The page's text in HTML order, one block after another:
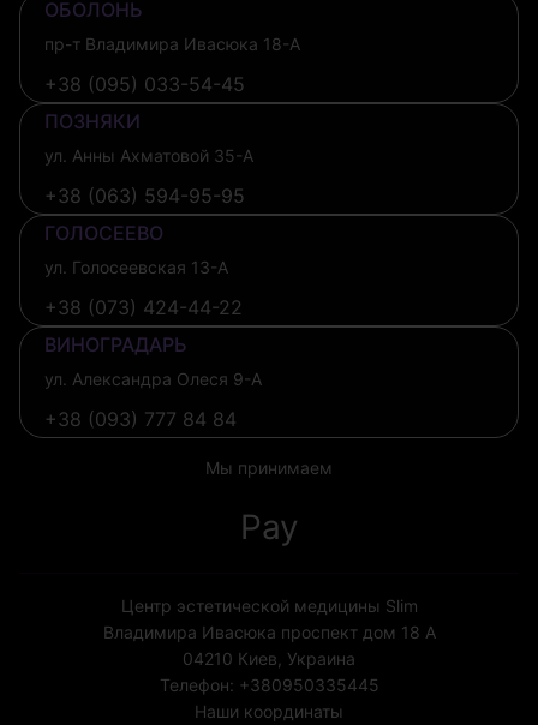
ОБОЛОНЬ
пр-т Владимира Ивасюка 18-А
+38 (095) 033-54-45
ПОЗНЯКИ
ул. Анны Ахматовой 35-А
+38 (063) 594-95-95
ГОЛОСЕЕВО
ул. Голосеевская 13-А
+38 (073) 424-44-22
ВИНОГРАДАРЬ
ул. Александра Олеся 9-А
+38 (093) 777 84 84
Мы принимаем
Pay
Центр эстетической медицины Slim
Владимира Ивасюка проспект дом 18 А
04210 Киев, Украина
Телефон: +380950335445
Наши координаты